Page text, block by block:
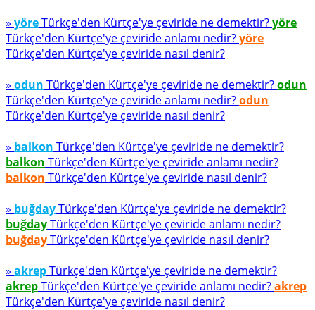
» yöreTürkçe'den Kürtçe'ye çeviride ne demektir?yöre
Türkçe'den Kürtçe'ye çeviride anlamı nedir?yöre
Türkçe'den Kürtçe'ye çeviride nasıl denir?
» odun Türkçe'den Kürtçe'ye çeviride ne demektir?odun
Türkçe'den Kürtçe'ye çeviride anlamı nedir?odun
Türkçe'den Kürtçe'ye çeviride nasıl denir?
» balkon Türkçe'den Kürtçe'ye çeviride ne demektir?
balkon Türkçe'den Kürtçe'ye çeviride anlamı nedir?
balkon Türkçe'den Kürtçe'ye çeviride nasıl denir?
» buğdayTürkçe'den Kürtçe'ye çeviride ne demektir?
buğdayTürkçe'den Kürtçe'ye çeviride anlamı nedir?
buğdayTürkçe'den Kürtçe'ye çeviride nasıl denir?
» akrepTürkçe'den Kürtçe'ye çeviride ne demektir?
akrepTürkçe'den Kürtçe'ye çeviride anlamı nedir?akrep
Türkçe'den Kürtçe'ye çeviride nasıl denir?